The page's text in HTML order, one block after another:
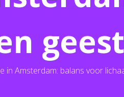
geest
in Amsterdam: balans voor